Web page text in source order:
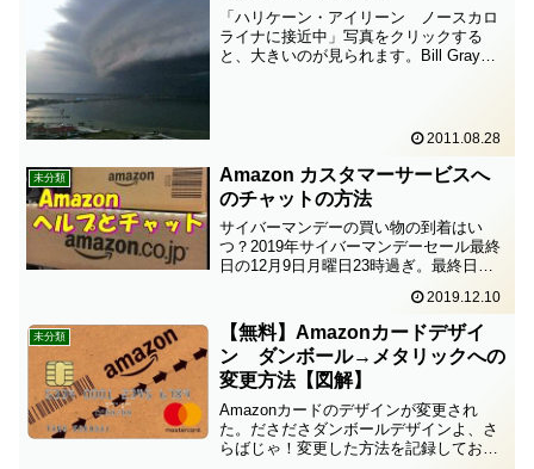
「ハリケーン・アイリーン ノースカロ
ライナに接近中」写真をクリックする
と、大きいのが見られます。Bill Gray
2011.08.28
未分類
Amazon カスタマーサービスへ
のチャットの方法
サイバーマンデーの買い物の到着はい
つ？2019年サイバーマンデーセール最終
日の12月9日月曜日23時過ぎ。最終日
子に乗ってあれこれ買ってしまった。注
文したのが23時30分過ぎていたのに、い
くつか買ったうち...
2019.12.10
未分類
【無料】Amazonカードデザイ
ン ダンボール→メタリックへの
変更方法【図解】
Amazonカードのデザインが変更され
た。ださださダンボールデザインよ、さ
らばじゃ！変更した方法を記録しておこ